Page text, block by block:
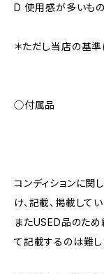
D 使用感が多いも
＊ただし当店の基準
◯付属品
コンディションに関
け、記載、掲載して
またUSED品のため
て記載するのは難し